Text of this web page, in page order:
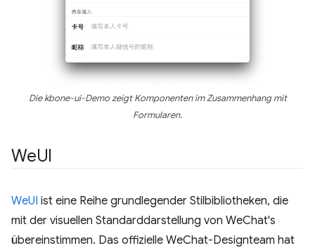
Die kbone-ui-Demo zeigt Komponenten im Zusammenhang mit
Formularen.
WeUI
WeUI ist eine Reihe grundlegender Stilbibliotheken, die
mit der visuellen Standarddarstellung von WeChat's
übereinstimmen. Das offizielle WeChat-Designteam hat